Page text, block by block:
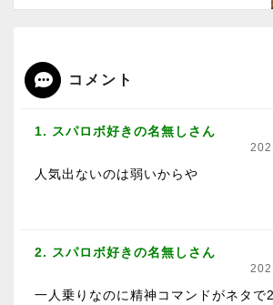
コメント
1. スパロボ好きの名無しさん
人気出ないのは弱いからや
2. スパロボ好きの名無しさん
一人乗りなのに精神コマンドがネタで